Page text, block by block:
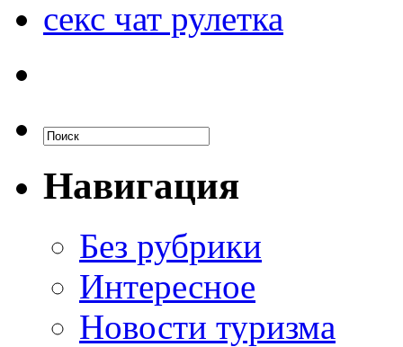
секс чат рулетка
Навигация
Без рубрики
Интересное
Новости туризма